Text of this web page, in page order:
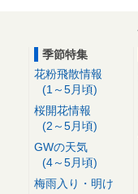
季節特集
花粉飛散情報
(1～5月頃)
桜開花情報
(2～5月頃)
GWの天気
(4～5月頃)
梅雨入り・明け